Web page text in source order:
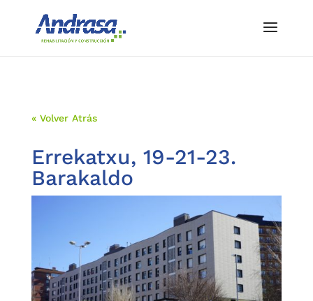
« Volver Atrás
Errekatxu, 19-21-23.
Barakaldo